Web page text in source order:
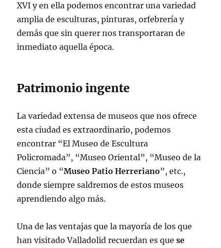
XVI y en ella podemos encontrar una variedad
amplia de esculturas, pinturas, orfebrería y
demás que sin querer nos transportaran de
inmediato aquella época.
Patrimonio ingente
La variedad extensa de museos que nos ofrece
esta ciudad es extraordinario, podemos
encontrar “El Museo de Escultura
Policromada”, “Museo Oriental”, “Museo de la
Ciencia” o “Museo Patio Herreriano”, etc.,
donde siempre saldremos de estos museos
aprendiendo algo más.
Una de las ventajas que la mayoría de los que
han visitado Valladolid recuerdan es quese